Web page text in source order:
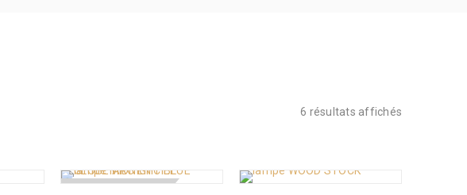
6 résultats affichés